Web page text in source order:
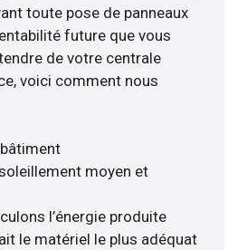
toute pose de panneaux
future que vous
de votre centrale
voici comment nous
moyen et
l’énergie produite
le matériel le plus adéquat